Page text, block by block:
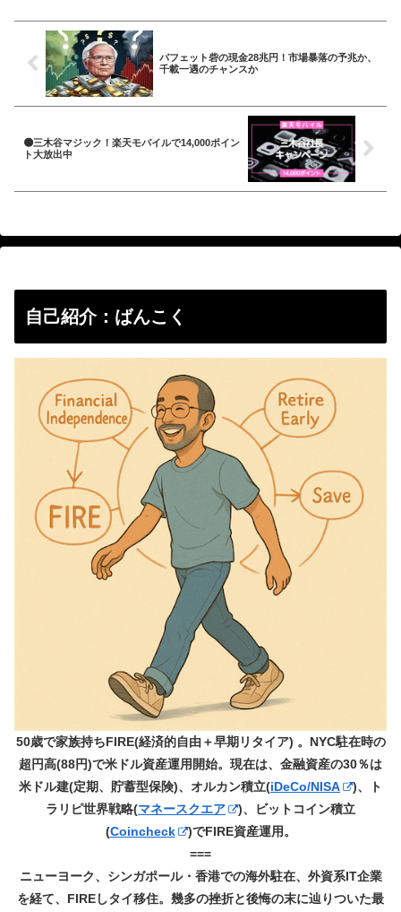
バフェット砦の現金28兆円！市場暴落の予兆か、
千載一遇のチャンスか
🟠三木谷マジック！楽天モバイルで14,000ポイン
ト大放出中
自己紹介：ばんこく
50歳で家族持ちFIRE(経済的自由＋早期リタイア) 。NYC駐在時の
超円高(88円)で米ドル資産運用開始。現在は、金融資産の30％は
米ドル建(定期、貯蓄型保険)、オルカン積立(iDeCo/NISA
)、ト
ラリピ世界戦略(マネースクエア
)、ビットコイン積立
(Coincheck
)でFIRE資産運用。
===
ニューヨーク、シンガポール・香港での海外駐在、外資系IT企業
を経て、FIREしタイ移住。幾多の挫折と後悔の末に辿りついた最